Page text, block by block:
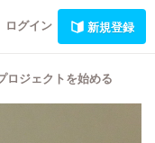
ログイン 新規登録
ロジェクトを始める